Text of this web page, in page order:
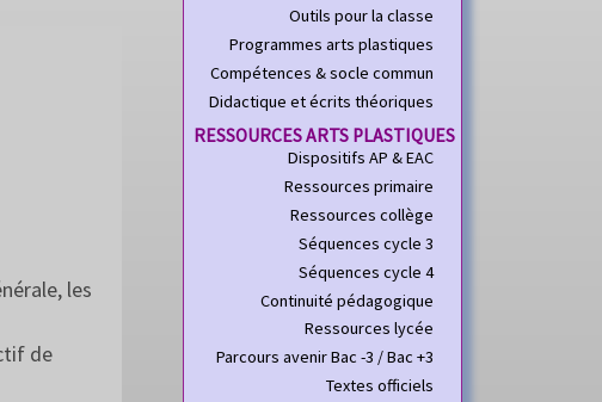
les
de
Outils pour la classe
Programmes arts plastiques
Compétences & socle commun
Didactique et écrits théoriques
RESSOURCES ARTS PLASTIQUES
Dispositifs AP & EAC
Ressources primaire
Ressources collège
Séquences cycle 3
Séquences cycle 4
Continuité pédagogique
Ressources lycée
Parcours avenir Bac -3 / Bac +3
Textes officiels